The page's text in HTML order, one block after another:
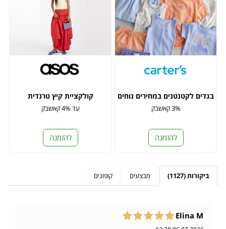
בגדים לקטנטנים במחירים נוחים
3% קאשבק
להזמנה
קולקציית קיץ טרנדית
עד 4% קאשבק
להזמנה
ביקורות (1127) מבצעים קופונים
Elina M